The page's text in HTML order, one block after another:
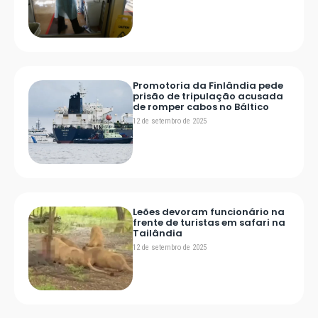
Promotoria da Finlândia pede
prisão de tripulação acusada
de romper cabos no Báltico
12 de setembro de 2025
Leões devoram funcionário na
frente de turistas em safari na
Tailândia
12 de setembro de 2025